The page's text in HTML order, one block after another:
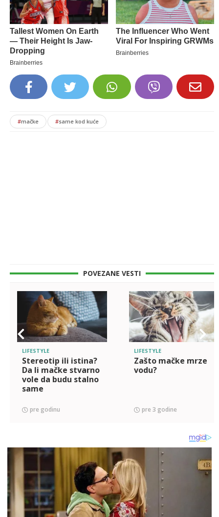
#mačke #same kod kuće
POVEZANE VESTI
LIFESTYLE
Stereotip ili istina?
Da li mačke stvarno
vole da budu stalno
same
pre godinu
LIFESTYLE
Zašto mačke mrze
vodu?
pre 3 godine